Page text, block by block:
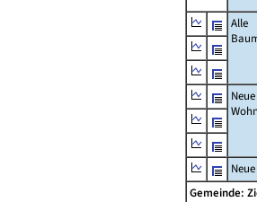
Alle
Neue
Gemeinde: